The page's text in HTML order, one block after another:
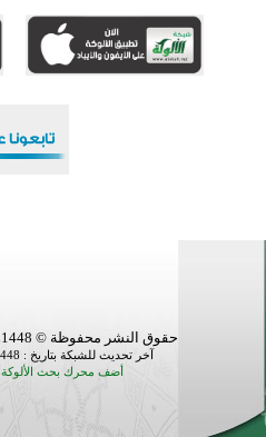
القرآن والتربية في صدارة البرامج الصيفية
حقوق النشر محفوظة © 1448هـ / 2026م لموقع
آخر تحديث للشبكة بتاريخ : 25/2/1448هـ - الساعة: 17:4
أضف محرك بحث